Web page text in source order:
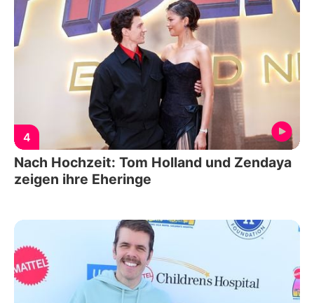
4
Nach Hochzeit: Tom Holland und Zendaya
zeigen ihre Eheringe